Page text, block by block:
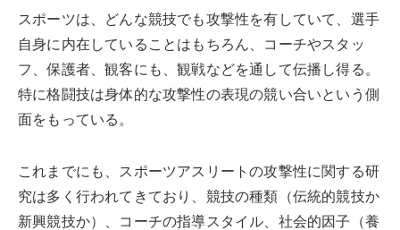
スポーツは、どんな競技でも攻撃性を有していて、選手
自身に内在していることはもちろん、コーチやスタッ
フ、保護者、観客にも、観戦などを通して伝播し得る。
特に格闘技は身体的な攻撃性の表現の競い合いという側
面をもっている。
これまでにも、スポーツアスリートの攻撃性に関する研
究は多く行われてきており、競技の種類（伝統的競技か
新興競技か）、コーチの指導スタイル、社会的因子（養